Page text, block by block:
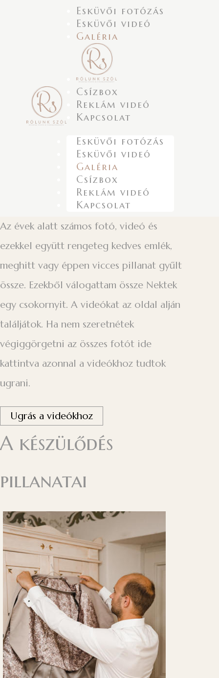
Esküvői fotózás
Esküvői videó
Galéria
Csízbox
Reklám videó
Kapcsolat
Esküvői fotózás
Esküvői videó
Galéria
Csízbox
Reklám videó
Kapcsolat
Az évek alatt számos fotó, videó és
ezekkel együtt rengeteg kedves emlék,
meghitt vagy éppen vicces pillanat gyűlt
össze. Ezekből válogattam össze Nektek
egy csokornyit. A videókat az oldal alján
találjátok. Ha nem szeretnétek
végiggörgetni az összes fotót ide
kattintva azonnal a videókhoz tudtok
ugrani.
Ugrás a videókhoz
A készülődés
pillanatai